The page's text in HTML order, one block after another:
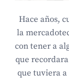
Hace años,
la
con tener a
que
que tuviera a